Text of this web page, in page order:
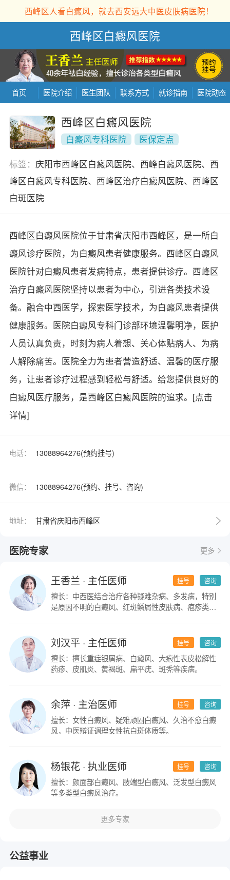
西峰区人看白癜风，就去西安远大中医皮肤病医院！
西峰区白癜风医院
首页 医院介绍 医生团队 联系方式 就诊指南 医院动态
西峰区白癜风医院
白癜风专科医院
医保定点
标签： 庆阳市西峰区白癜风医院、西峰白癜风医院、西
峰区白癜风专科医院、西峰区治疗白癜风医院、西峰区
白斑医院
西峰区白癜风医院位于甘肃省庆阳市西峰区，是一所白
癜风诊疗医院，为白癜风患者健康服务。西峰区白癜风
医院针对白癜风患者发病特点，患者提供诊疗。西峰区
治疗白癜风医院坚持以患者为中心，引进各类技术设
备。融合中西医学，探索医学技术，为白癜风患者提供
健康服务。医院白癜风专科门诊部环境温馨明净，医护
人员认真负责，时刻为病人着想、关心体贴病人、为病
人解除痛苦。医院全力为患者营造舒适、温馨的医疗服
务，让患者诊疗过程感到轻松与舒适。给您提供良好的
白癜风医疗服务，是西峰区白癜风医院的追求。 [点击
详情]
电话： 13088964276(预约挂号)
微信： 13088964276(预约、挂号、咨询)
地址： 甘肃省庆阳市西峰区
医院专家 更多
咨询
挂号
王香兰 · 主任医师
擅长：中西医结合治疗各种疑难杂病、多发病，特别
是原因不明的白癜风、红斑鳞屑性皮肤病、疱疹类皮
咨询
挂号
刘汉平· 主任医师
擅长：擅长重症银屑病、白癜风、大疱性表皮松解性
药疹、皮肌炎、黄褐斑、扁平疣、斑秃等疾病。
咨询
挂号
余萍· 主治医师
擅长：女性白癜风、疑难顽固白癜风、久治不愈白癜
风，中医辩证调理女性抗白斑体质等。
咨询
挂号
杨银花· 执业医师
擅长：颜面部白癜风、肢端型白癜风、泛发型白癜风
等多类型白癜风治疗。
更多专家
公益事业